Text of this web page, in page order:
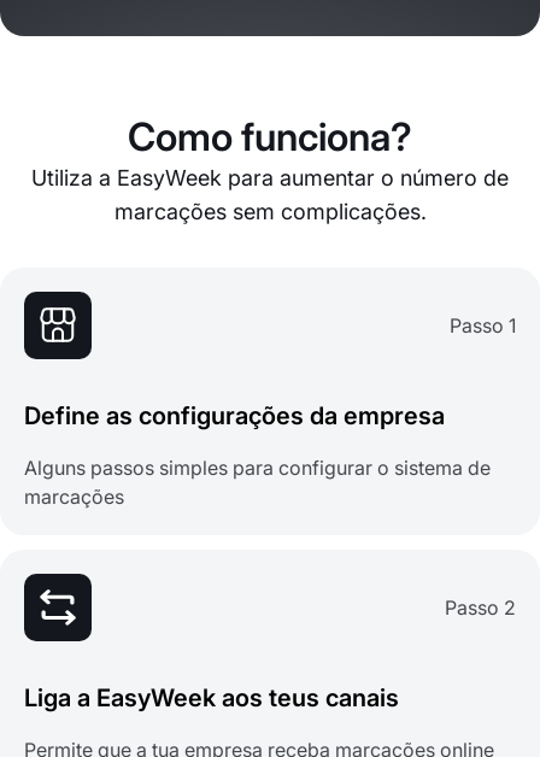
Como funciona?
Utiliza a EasyWeek para aumentar o número de
marcações sem complicações.
Passo 1
Define as configurações da empresa
Alguns passos simples para configurar o sistema de
marcações
Passo 2
Liga a EasyWeek aos teus canais
Permite que a tua empresa receba marcações online